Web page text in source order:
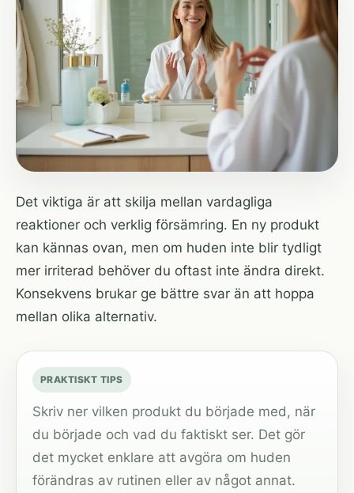
Det viktiga är att skilja mellan vardagliga
reaktioner och verklig försämring. En ny produkt
kan kännas ovan, men om huden inte blir tydligt
mer irriterad behöver du oftast inte ändra direkt.
Konsekvens brukar ge bättre svar än att hoppa
mellan olika alternativ.
PRAKTISKT TIPS
Skriv ner vilken produkt du började med, när
du började och vad du faktiskt ser. Det gör
det mycket enklare att avgöra om huden
förändras av rutinen eller av något annat.